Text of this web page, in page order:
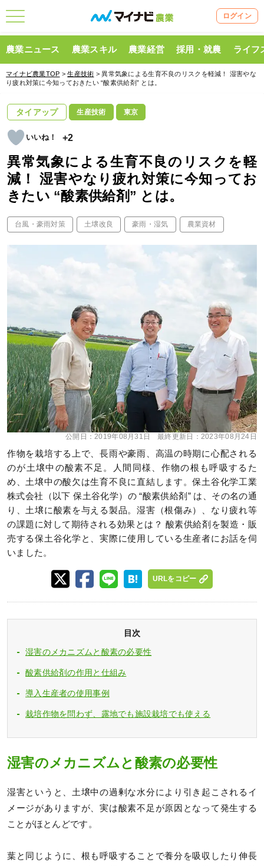
ログイン
農業ニュース 農業スキル 農業経営 採用・就農 ライフ
マイナビ農業TOP >生産技術 > 異常気象による生育不良のリスクを軽減！ 湿害やな
り疲れ対策に今知っておきたい “酸素供給剤” とは。
タイアップ 生産技術 東京
+2
異常気象による生育不良のリスクを軽
減！ 湿害やなり疲れ対策に今知ってお
きたい “酸素供給剤” とは。
台風・豪雨対策 土壌改良 豪雨・湿気 農業資材
公開日：2019年08月31日 最終更新日： 2023年08月24日
作物を栽培する上で、長雨や豪雨、高温の時期に心配される
のが土壌中の酸素不足。人間同様、作物の根も呼吸するた
め、土壌中の酸欠は生育不良に直結します。保土谷化学工業
株式会社（以下 保土谷化学）の “酸素供給剤” は、その名の通
り、土壌に酸素を与える製品。湿害（根傷み）、なり疲れ等
の課題に対して期待される効果とは？ 酸素供給剤を製造・販
売する保土谷化学と、実際に使用している生産者にお話を伺
いました。
URLをコピー
目次
湿害のメカニズムと酸素の必要性
酸素供給剤の作用と仕組み
導入生産者の使用事例
栽培作物を問わず、露地でも施設栽培でも使える
湿害のメカニズムと酸素の必要性
湿害というと、土壌中の過剰な水分により引き起こされるイ
メージがありますが、実は酸素不足が原因となって発生する
ことがほとんどです。
葉と同じように、根も呼吸することで養分を吸収したり伸長